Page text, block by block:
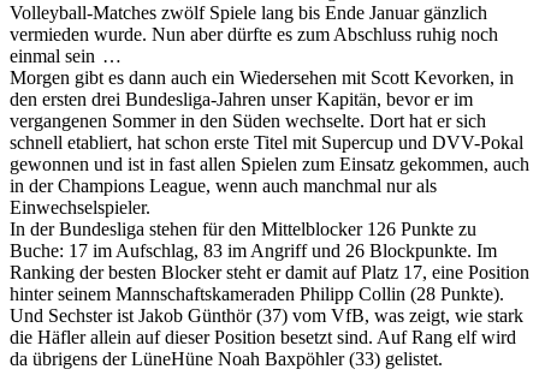
Volleyball-Matches zwölf Spiele lang bis Ende Januar gänzlich
vermieden wurde. Nun aber dürfte es zum Abschluss ruhig noch
einmal sein …
Morgen gibt es dann auch ein Wiedersehen mit Scott Kevorken, in
den ersten drei Bundesliga-Jahren unser Kapitän, bevor er im
vergangenen Sommer in den Süden wechselte. Dort hat er sich
schnell etabliert, hat schon erste Titel mit Supercup und DVV-Pokal
gewonnen und ist in fast allen Spielen zum Einsatz gekommen, auch
in der Champions League, wenn auch manchmal nur als
Einwechselspieler.
In der Bundesliga stehen für den Mittelblocker 126 Punkte zu
Buche: 17 im Aufschlag, 83 im Angriff und 26 Blockpunkte. Im
Ranking der besten Blocker steht er damit auf Platz 17, eine Position
hinter seinem Mannschaftskameraden Philipp Collin (28 Punkte).
Und Sechster ist Jakob Günthör (37) vom VfB, was zeigt, wie stark
die Häfler allein auf dieser Position besetzt sind. Auf Rang elf wird
da übrigens der LüneHüne Noah Baxpöhler (33) gelistet.